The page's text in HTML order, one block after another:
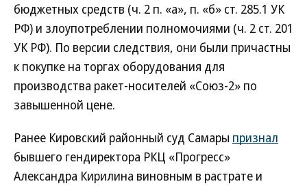
бюджетных средств (ч. 2 п. «а», п. «б» ст. 285.1 УК
РФ) и злоупотреблении полномочиями (ч. 2 ст. 201
УК РФ). По версии следствия, они были причастны
к покупке на торгах оборудования для
производства ракет-носителей «Союз-2» по
завышенной цене.
Ранее Кировский районный суд Самары признал
бывшего гендиректора РКЦ «Прогресс»
Александра Кирилина виновным в растрате и